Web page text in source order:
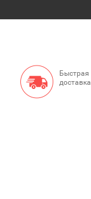
Быстрая
доставка